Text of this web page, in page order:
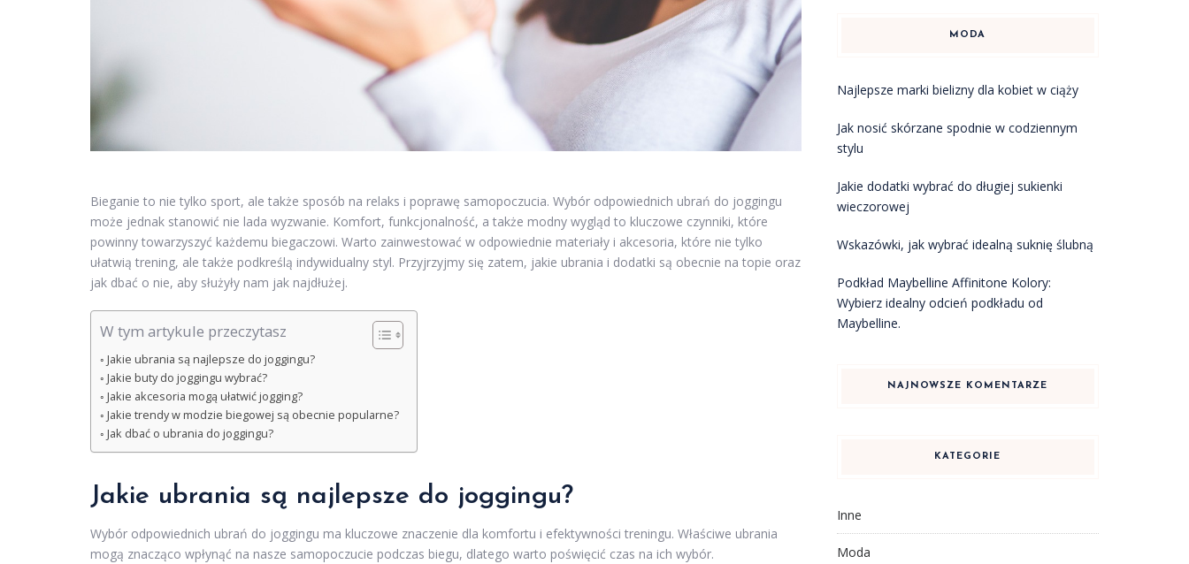
Bieganie to nie tylko sport, ale także sposób na relaks i poprawę samopoczucia. Wybór odpowiednich ubrań do joggingu
może jednak stanowić nie lada wyzwanie. Komfort, funkcjonalność, a także modny wygląd to kluczowe czynniki, które
powinny towarzyszyć każdemu biegaczowi. Warto zainwestować w odpowiednie materiały i akcesoria, które nie tylko
ułatwią trening, ale także podkreślą indywidualny styl. Przyjrzyjmy się zatem, jakie ubrania i dodatki są obecnie na topie oraz
jak dbać o nie, aby służyły nam jak najdłużej.
W tym artykule przeczytasz
Jakie ubrania są najlepsze do joggingu?
Jakie buty do joggingu wybrać?
Jakie akcesoria mogą ułatwić jogging?
Jakie trendy w modzie biegowej są obecnie popularne?
Jak dbać o ubrania do joggingu?
Jakie ubrania są najlepsze do joggingu?
Wybór odpowiednich ubrań do joggingu ma kluczowe znaczenie dla komfortu i efektywności treningu. Właściwe ubrania
mogą znacząco wpłynąć na nasze samopoczucie podczas biegu, dlatego warto poświęcić czas na ich wybór.
MODA
Najlepsze marki bielizny dla kobiet w ciąży
Jak nosić skórzane spodnie w codziennym
stylu
Jakie dodatki wybrać do długiej sukienki
wieczorowej
Wskazówki, jak wybrać idealną suknię ślubną
Podkład Maybelline Affinitone Kolory:
Wybierz idealny odcień podkładu od
Maybelline.
NAJNOWSZE KOMENTARZE
KATEGORIE
Inne
Moda